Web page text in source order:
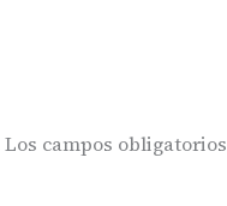
Los campos